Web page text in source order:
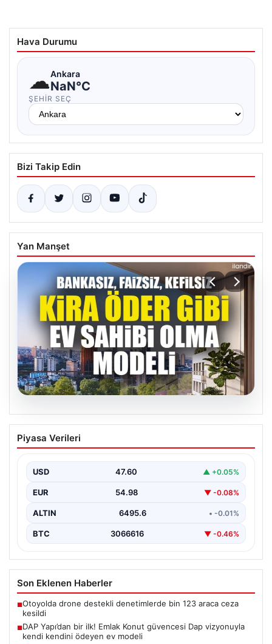
Hava Durumu
☁Ankara
NaN°C
ŞEHIR SEÇ
Bizi Takip Edin
Yan Manşet
05.08.2026
DAP Yapı’dan bir ilk! Emlak Konut
güvencesi Dap vizyonuyla kendi
Piyasa Verileri
USD 47.60 ▲ +0.05%
EUR 54.98 ▼ -0.08%
ALTIN 6495.6 • -0.01%
BTC 3066616 ▼ -0.46%
Son Eklenen Haberler
■Otoyolda drone destekli denetimlerde bin 123 araca ceza
kesildi
■DAP Yapı’dan bir ilk! Emlak Konut güvencesi Dap vizyonuyla
kendi kendini ödeyen ev modeli